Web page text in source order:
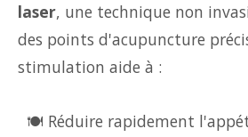
laser, une technique non
des points d'acupuncture
stimulation aide à :
🍽️ Réduire rapidement